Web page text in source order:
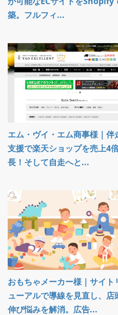
築。フルフィ...
エム・ヴイ・エム商事様｜伴
支援で楽天ショップを売上4
長！そして自走へと...
おもちゃメーカー様｜サイト
ューアルで導線を見直し、店
伸び悩みを解消。広告...